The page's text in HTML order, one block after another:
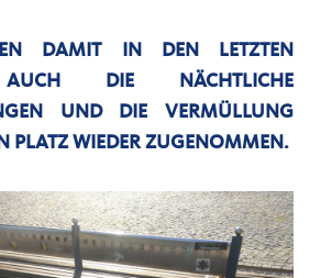
DAMIT IN DEN LETZTEN
DIE NÄCHTLICHE
UND DIE VERMÜLLUNG
PLATZ WIEDER ZUGENOMMEN.